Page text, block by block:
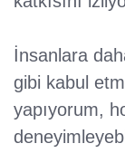
İnsanlara
gibi kabul
yapıyorum,